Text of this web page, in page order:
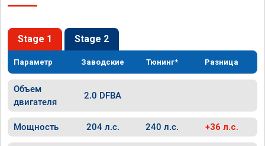
Stage 1 Stage 2
Параметр Заводские Тюнинг* Разница
Объем
двигателя
2.0 DFBA
Мощность 204 л.с. 240 л.с. +36 л.с.